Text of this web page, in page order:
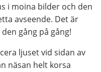
i moina bilder och den
avseende. Det är
gång på gång!
ljuset vid sidan av
näsan helt korsa